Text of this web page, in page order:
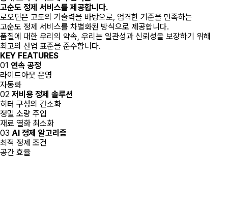
고순도 정제 서비스를 제공합니다.
로오딘은 고도의 기술력을 바탕으로, 엄격한 기준을 만족하는
고순도 정제 서비스를 차별화된 방식으로 제공합니다.
품질에 대한 우리의 약속, 우리는 일관성과 신뢰성을 보장하기 위해
최고의 산업 표준을 준수합니다.
KEY FEATURES
01 연속 공정
라이트아웃 운영
자동화
02 저비용 정제 솔루션
히터 구성의 간소화
정밀 소량 주입
재료 열화 최소화
03 AI 정제 알고리즘
최적 정제 조건
공간 효율